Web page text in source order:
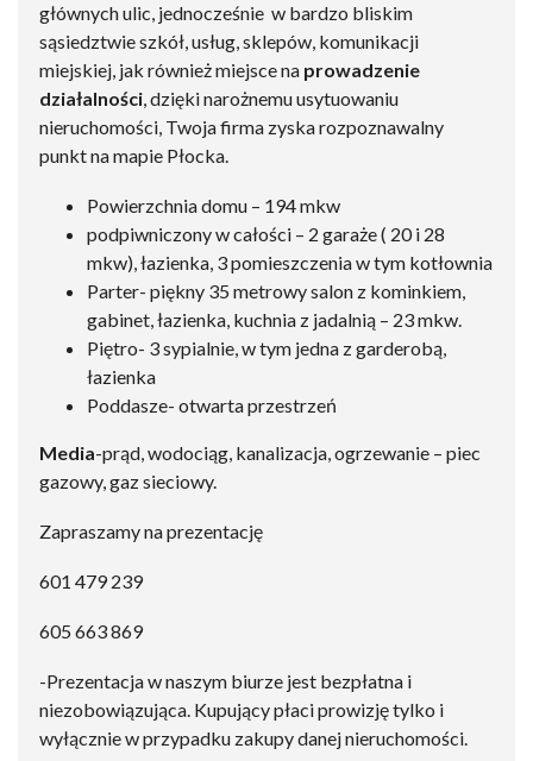
głównych ulic, jednocześnie w bardzo bliskim
sąsiedztwie szkół, usług, sklepów, komunikacji
miejskiej, jak również miejsce na prowadzenie
działalności, dzięki narożnemu usytuowaniu
nieruchomości, Twoja firma zyska rozpoznawalny
punkt na mapie Płocka.
Powierzchnia domu – 194 mkw
podpiwniczony w całości – 2 garaże ( 20 i 28
mkw), łazienka, 3 pomieszczenia w tym kotłownia
Parter- piękny 35 metrowy salon z kominkiem,
gabinet, łazienka, kuchnia z jadalnią – 23 mkw.
Piętro- 3 sypialnie, w tym jedna z garderobą,
łazienka
Poddasze- otwarta przestrzeń
Media-prąd, wodociąg, kanalizacja, ogrzewanie – piec
gazowy, gaz sieciowy.
Zapraszamy na prezentację
601 479 239
605 663 869
-Prezentacja w naszym biurze jest bezpłatna i
niezobowiązująca. Kupujący płaci prowizję tylko i
wyłącznie w przypadku zakupy danej nieruchomości.